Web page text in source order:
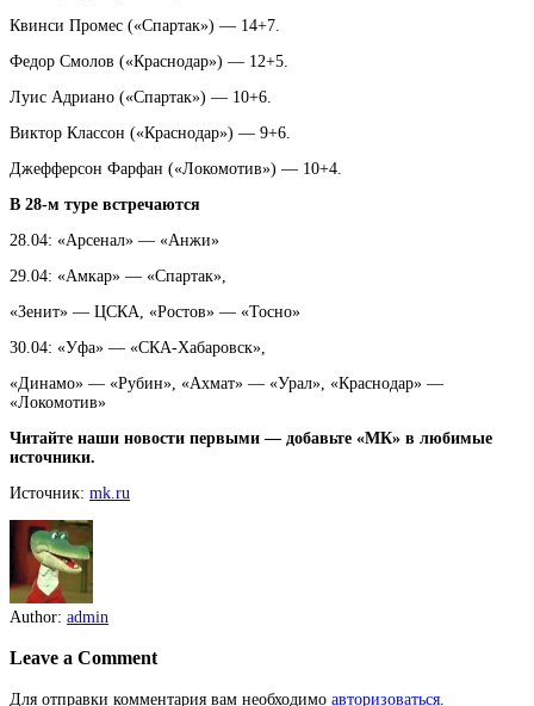
Квинси Промес («Спартак») — 14+7.
Федор Смолов («Краснодар») — 12+5.
Луис Адриано («Спартак») — 10+6.
Виктор Классон («Краснодар») — 9+6.
Джефферсон Фарфан («Локомотив») — 10+4.
В 28-м туре встречаются
28.04: «Арсенал» — «Анжи»
29.04: «Амкар» — «Спартак»,
«Зенит» — ЦСКА, «Ростов» — «Тосно»
30.04: «Уфа» — «СКА-Хабаровск»,
«Динамо» — «Рубин», «Ахмат» — «Урал», «Краснодар» —
«Локомотив»
Читайте наши новости первыми — добавьте «МК» в любимые
источники.
Источник: mk.ru
Author: admin
Leave a Comment
Для отправки комментария вам необходимо авторизоваться